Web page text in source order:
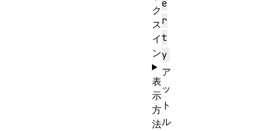
e
r
t
y
ア
ッ
ト
ル
ク
ス
イ
ン
表
示
方
法